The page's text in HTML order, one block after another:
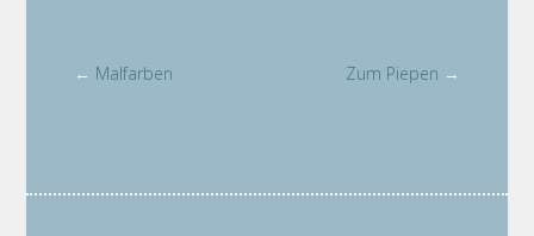
← Malfarben Zum Piepen →